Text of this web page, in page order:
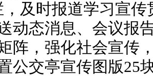
，及时报道学习宣
动态消息、会议报
阵，强化社会宣传
公交亭宣传图版25